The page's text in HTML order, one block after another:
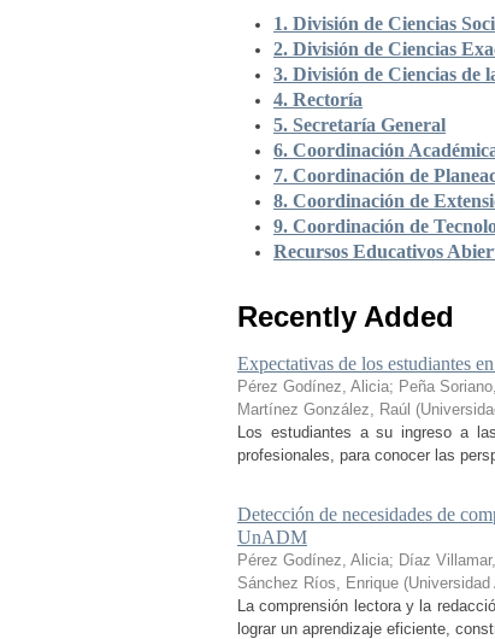
1. División de Ciencias
2. División de Ciencias
3. División de Ciencias de
4. Rectoría
5. Secretaría General
6. Coordinación
7. Coordinación de
8. Coordinación de
9. Coordinación de
Recursos Educativos
Recently Added
Expectativas de los estudiantes
Pérez Godínez, Alicia; Peña
Martínez González, Raúl (
Los estudiantes a su ingreso a
profesionales, para conocer las
Detección de necesidades de
UnADM
Pérez Godínez, Alicia; Díaz
Sánchez Ríos, Enrique (
La comprensión lectora y la
lograr un aprendizaje eficiente,